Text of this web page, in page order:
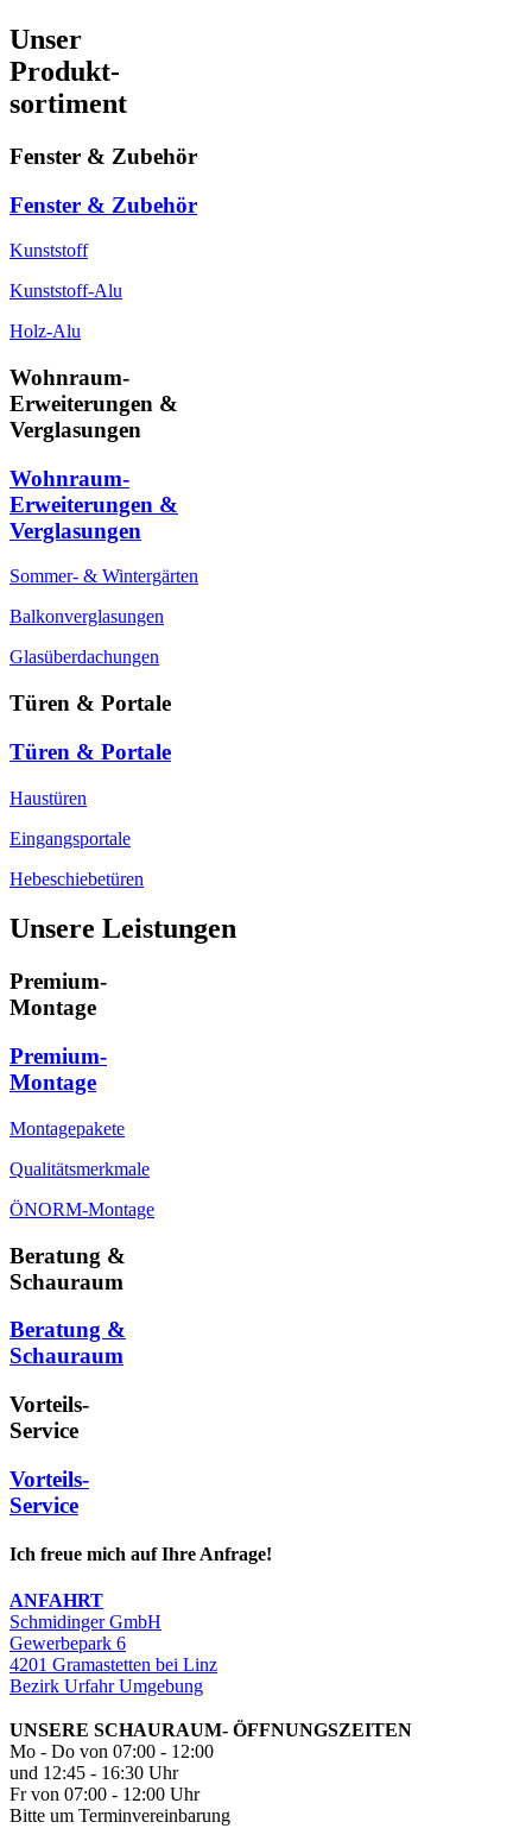
Unser
Produkt-
sortiment
Fenster & Zubehör
Fenster & Zubehör
Kunststoff
Kunststoff-Alu
Holz-Alu
Wohnraum-
Erweiterungen &
Verglasungen
Wohnraum-
Erweiterungen &
Verglasungen
Sommer- & Wintergärten
Balkonverglasungen
Glasüberdachungen
Türen & Portale
Türen & Portale
Haustüren
Eingangsportale
Hebeschiebetüren
Unsere Leistungen
Premium-
Montage
Premium-
Montage
Montagepakete
Qualitätsmerkmale
ÖNORM-Montage
Beratung &
Schauraum
Beratung &
Schauraum
Vorteils-
Service
Vorteils-
Service
Ich freue mich auf Ihre Anfrage!
ANFAHRT
Schmidinger GmbH
Gewerbepark 6
4201 Gramastetten bei Linz
Bezirk Urfahr Umgebung
UNSERE SCHAURAUM- ÖFFNUNGSZEITEN
Mo - Do von 07:00 - 12:00
und 12:45 - 16:30 Uhr
Fr von 07:00 - 12:00 Uhr
Bitte um Terminvereinbarung